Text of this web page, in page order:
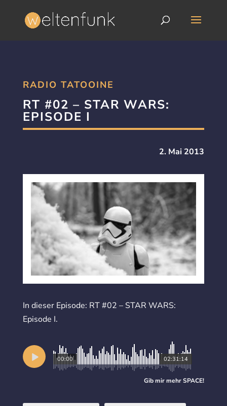
RADIO TATOOINE
RT #02 – STAR WARS:
EPISODE I
2. Mai 2013
In dieser Episode: RT #02 – STAR WARS:
Episode I.
02:31:14
00:00
Gib mir mehrSPACE!